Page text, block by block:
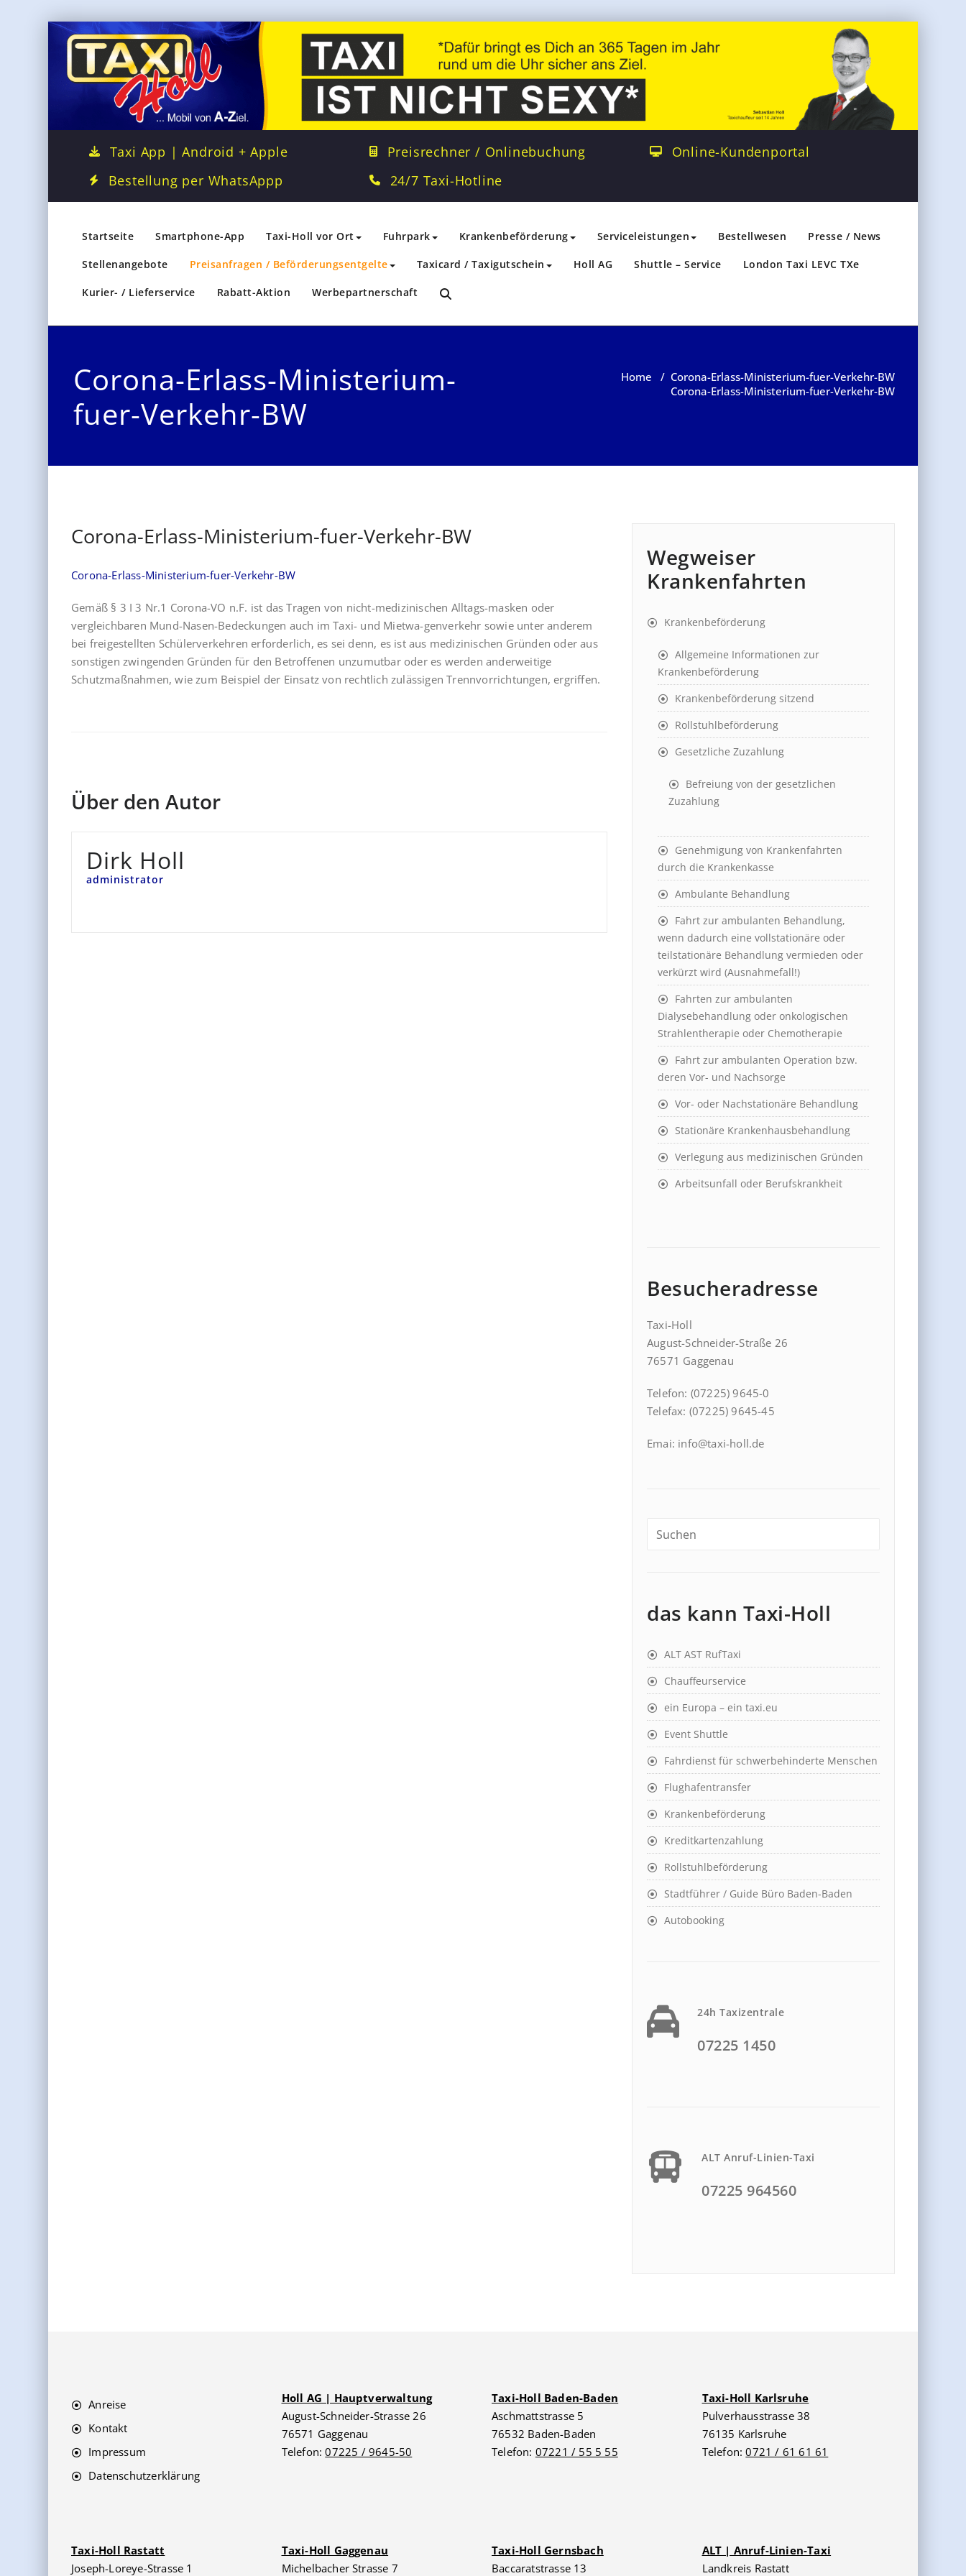
Taxi App | Android + Apple
Bestellung per WhatsAppp
Preisrechner / Onlinebuchung
24/7 Taxi-Hotline
Online-Kundenportal
Startseite Smartphone-App Taxi-Holl vor Ort Fuhrpark Krankenbeförderung Serviceleistungen Bestellwesen Presse / News
Stellenangebote Preisanfragen / Beförderungsentgelte Taxicard / Taxigutschein Holl AG Shuttle – Service London Taxi LEVC TXe
Kurier- / Lieferservice Rabatt-Aktion Werbepartnerschaft
Corona-Erlass-Ministerium-
fuer-Verkehr-BW
Home / Corona-Erlass-Ministerium-fuer-Verkehr-BW
Corona-Erlass-Ministerium-fuer-Verkehr-BW
Corona-Erlass-Ministerium-fuer-Verkehr-BW
Corona-Erlass-Ministerium-fuer-Verkehr-BW
Gemäß § 3 I 3 Nr.1 Corona-VO n.F. ist das Tragen von nicht-medizinischen Alltags-masken oder
vergleichbaren Mund-Nasen-Bedeckungen auch im Taxi- und Mietwa-genverkehr sowie unter anderem
bei freigestellten Schülerverkehren erforderlich, es sei denn, es ist aus medizinischen Gründen oder aus
sonstigen zwingenden Gründen für den Betroffenen unzumutbar oder es werden anderweitige
Schutzmaßnahmen, wie zum Beispiel der Einsatz von rechtlich zulässigen Trennvorrichtungen, ergriffen.
Über den Autor
Dirk Holl
administrator
Wegweiser
Krankenfahrten
Krankenbeförderung
Allgemeine Informationen zur
Krankenbeförderung
Krankenbeförderung sitzend
Rollstuhlbeförderung
Gesetzliche Zuzahlung
Befreiung von der gesetzlichen
Zuzahlung
Genehmigung von Krankenfahrten
durch die Krankenkasse
Ambulante Behandlung
Fahrt zur ambulanten Behandlung,
wenn dadurch eine vollstationäre oder
teilstationäre Behandlung vermieden oder
verkürzt wird (Ausnahmefall!)
Fahrten zur ambulanten
Dialysebehandlung oder onkologischen
Strahlentherapie oder Chemotherapie
Fahrt zur ambulanten Operation bzw.
deren Vor- und Nachsorge
Vor- oder Nachstationäre Behandlung
Stationäre Krankenhausbehandlung
Verlegung aus medizinischen Gründen
Arbeitsunfall oder Berufskrankheit
Besucheradresse
Taxi-Holl
August-Schneider-Straße 26
76571 Gaggenau
Telefon: (07225) 9645-0
Telefax: (07225) 9645-45
Emai: info@taxi-holl.de
das kann Taxi-Holl
ALT AST RufTaxi
Chauffeurservice
ein Europa – ein taxi.eu
Event Shuttle
Fahrdienst für schwerbehinderte Menschen
Flughafentransfer
Krankenbeförderung
Kreditkartenzahlung
Rollstuhlbeförderung
Stadtführer / Guide Büro Baden-Baden
Autobooking
24h Taxizentrale
07225 1450
ALT Anruf-Linien-Taxi
07225 964560
Anreise
Kontakt
Impressum
Datenschutzerklärung
Holl AG | Hauptverwaltung
August-Schneider-Strasse 26
76571 Gaggenau
Telefon:07225 / 9645-50
Taxi-Holl Baden-Baden
Aschmattstrasse 5
76532 Baden-Baden
Telefon: 07221 / 55 5 55
Taxi-Holl Karlsruhe
Pulverhausstrasse 38
76135 Karlsruhe
Telefon:0721 / 61 61 61
Taxi-Holl Rastatt
Joseph-Loreye-Strasse 1
Taxi-Holl Gaggenau
Michelbacher Strasse 7
Taxi-Holl Gernsbach
Baccaratstrasse 13
ALT | Anruf-Linien-Taxi
Landkreis Rastatt